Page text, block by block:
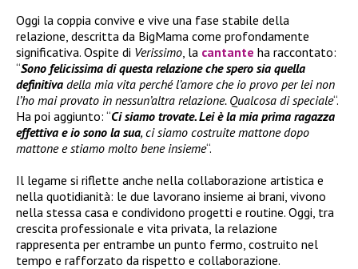
Oggi la coppia convive e vive una fase stabile della
relazione, descritta da BigMama come profondamente
significativa. Ospite di Verissimo , la cantante ha raccontato:
“Sono felicissima di questa relazione che spero sia quella
definitiva della mia vita perché l’amore che io provo per lei non
l’ho mai provato in nessun’altra relazione. Qualcosa di speciale“.
Ha poi aggiunto: “Ci siamo trovate. Lei è la mia prima ragazza
effettiva e io sono la sua, ci siamo costruite mattone dopo
mattone e stiamo molto bene insieme“.
Il legame si riflette anche nella collaborazione artistica e
nella quotidianità: le due lavorano insieme ai brani, vivono
nella stessa casa e condividono progetti e routine. Oggi, tra
crescita professionale e vita privata, la relazione
rappresenta per entrambe un punto fermo, costruito nel
tempo e rafforzato da rispetto e collaborazione.